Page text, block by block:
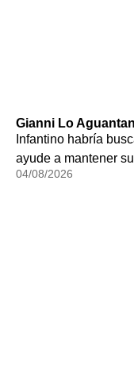
Gianni Lo Aguantan
Infantino habría
ayude a mantener
04/08/2026